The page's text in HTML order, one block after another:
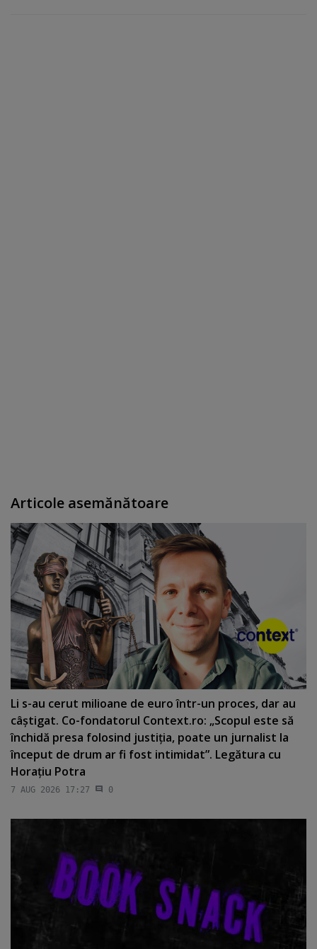
Articole asemănătoare
Li s-au cerut milioane de euro într-un proces, dar au
câştigat. Co-fondatorul Context.ro: „Scopul este să
închidă presa folosind justiţia, poate un jurnalist la
început de drum ar fi fost intimidat”. Legătura cu
Horaţiu Potra
7 AUG 2026 17:27 0